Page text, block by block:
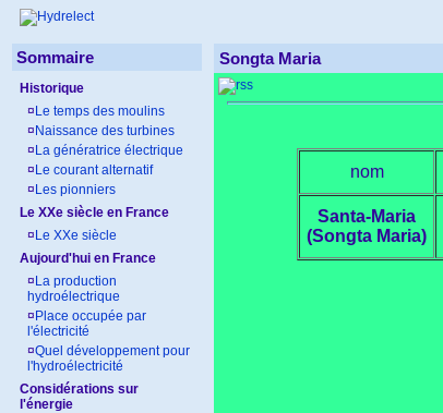
Sommaire
Historique
¤ Le temps des moulins
¤ Naissance des turbines
¤ La génératrice électrique
¤ Le courant alternatif
¤ Les pionniers
Le XXe siècle en France
¤ Le XXe siècle
Aujourd'hui en France
¤ La production
hydroélectrique
¤ Place occupée par
l'électricité
¤Quel développement pour
l'hydroélectricité
Considérations sur
l'énergie
Songta Maria
nom
Santa-Maria
(Songta Maria)